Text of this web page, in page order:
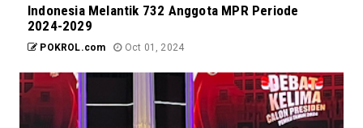
Indonesia Melantik 732 Anggota MPR Periode
2024-2029
POKROL.com Oct 01, 2024